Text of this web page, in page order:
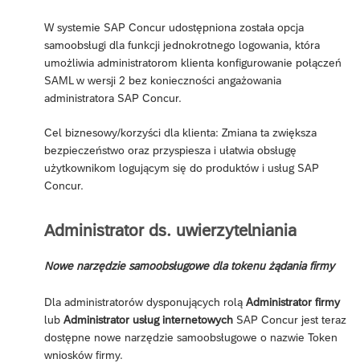
W systemie SAP Concur udostępniona została opcja
samoobsługi dla funkcji jednokrotnego logowania, która
umożliwia administratorom klienta konfigurowanie połączeń
SAML w wersji 2 bez konieczności angażowania
administratora SAP Concur.
Cel biznesowy/korzyści dla klienta: Zmiana ta zwiększa
bezpieczeństwo oraz przyspiesza i ułatwia obsługę
użytkownikom logującym się do produktów i usług SAP
Concur.
Administrator ds. uwierzytelniania
Nowe narzędzie samoobsługowe dla tokenu żądania firmy
Dla administratorów dysponujących rolą Administrator firmy
lub Administrator usług internetowych SAP Concur jest teraz
dostępne nowe narzędzie samoobsługowe o nazwie Token
wniosków firmy.